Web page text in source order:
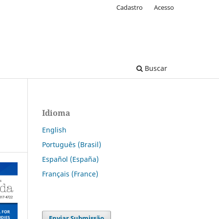
Buscar
Cadastro Acesso
Idioma
English
Português (Brasil)
Español (España)
Français (France)